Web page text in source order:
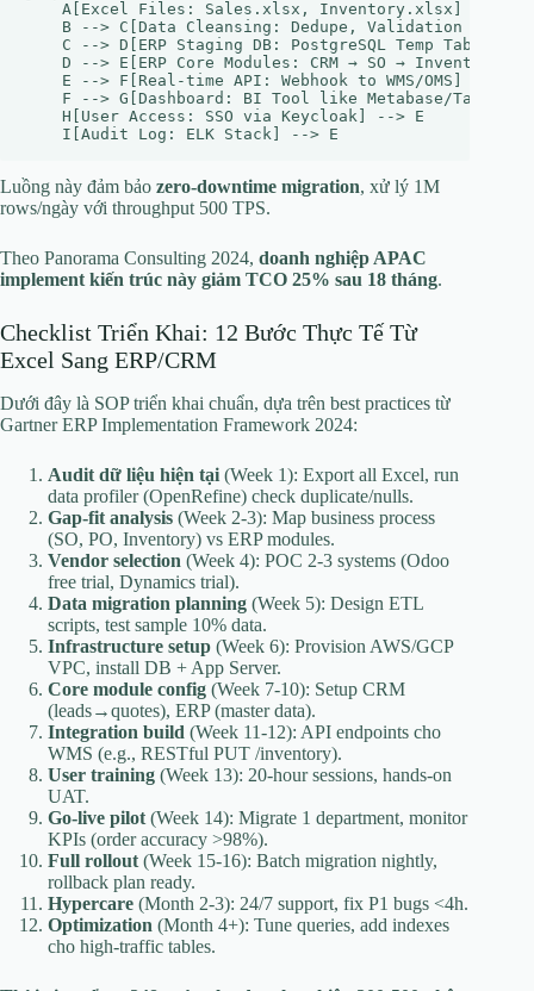
A[Excel Files: Sales.xlsx, Inventory.xlsx] -->
    B --> C[Data Cleansing: Dedupe, Validation Rules]
    C --> D[ERP Staging DB: PostgreSQL Temp Tables]
D --> E[ERP Core Modules: CRM → SO → Inventory →
    E --> F[Real-time API: Webhook to WMS/OMS]
    F --> G[Dashboard: BI Tool like Metabase/Tableau]
    H[User Access: SSO via Keycloak] --> E
Luồng này đảm bảo zero-downtime migration, xử lý 1M
rows/ngày với throughput 500 TPS.
Theo Panorama Consulting 2024, doanh nghiệp APAC
implement kiến trúc này giảm TCO 25% sau 18 tháng.
Checklist Triển Khai: 12 Bước Thực Tế Từ
Excel Sang ERP/CRM
Dưới đây là SOP triển khai chuẩn, dựa trên best practices từ
Gartner ERP Implementation Framework 2024:
Audit dữ liệu hiện tại (Week 1): Export all Excel, run
data profiler (OpenRefine) check duplicate/nulls.
Gap-fit analysis (Week 2-3): Map business process
(SO, PO, Inventory) vs ERP modules.
Vendor selection (Week 4): POC 2-3 systems (Odoo
free trial, Dynamics trial).
Data migration planning (Week 5): Design ETL
scripts, test sample 10% data.
Infrastructure setup (Week 6): Provision AWS/GCP
VPC, install DB + App Server.
Core module config (Week 7-10): Setup CRM
(leads→quotes), ERP (master data).
Integration build (Week 11-12): API endpoints cho
WMS (e.g., RESTful PUT /inventory).
User training (Week 13): 20-hour sessions, hands-on
UAT.
Go-live pilot (Week 14): Migrate 1 department, monitor
KPIs (order accuracy >98%).
Full rollout (Week 15-16): Batch migration nightly,
rollback plan ready.
Hypercare (Month 2-3): 24/7 support, fix P1 bugs <4h.
Optimization (Month 4+): Tune queries, add indexes
cho high-traffic tables.